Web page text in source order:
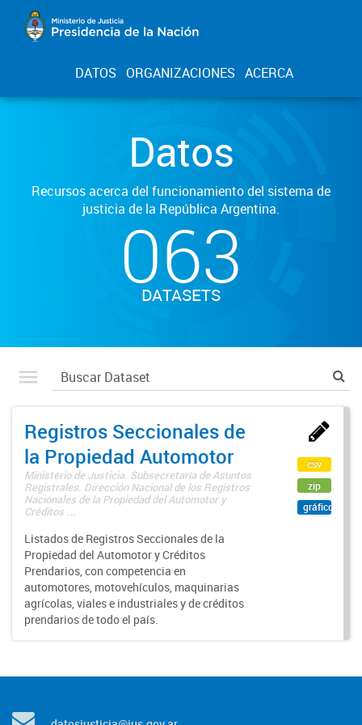
DATOS ORGANIZACIONES ACERCA
Datos
Recursos acerca del funcionamiento del sistema de
justicia de la República Argentina.
063
DATASETS
Registros Seccionales de
la Propiedad Automotor
Ministerio de Justicia. Subsecretaría de Asuntos
Registrales. Dirección Nacional de los Registros
Nacionales de la Propiedad del Automotor y
Créditos ...
Listados de Registros Seccionales de la
Propiedad del Automotor y Créditos
Prendarios, con competencia en
automotores, motovehículos, maquinarias
agrícolas, viales e industriales y de créditos
prendarios de todo el país.
csv
zip
gráfico